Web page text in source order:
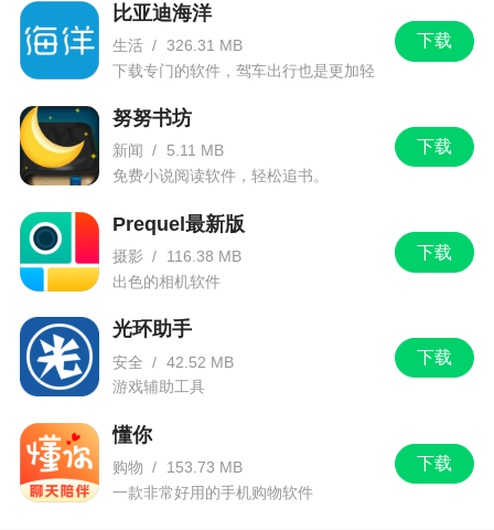
下载
比亚迪海洋
生活 / 326.31 MB
下载专门的软件，驾车出行也是更加轻
下载
努努书坊
新闻 /
5.11 MB
免费小说阅读软件，轻松追书。
下载
Prequel最新版
摄影 /
116.38 MB
出色的相机软件
下载
光环助手
安全 / 42.52 MB
游戏辅助工具
下载
懂你
购物 /
153.73 MB
一款非常好用的手机购物软件